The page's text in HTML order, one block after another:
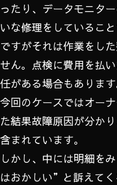
ったり、データモニタ
いな修理をしていること
ですがそれは作業をし
せん。点検に費用を払
任がある場合もあります
今回のケースではオー
た結果故障原因が分か
含まれています。
しかし、中には明細を
はおかしい”と訴えて